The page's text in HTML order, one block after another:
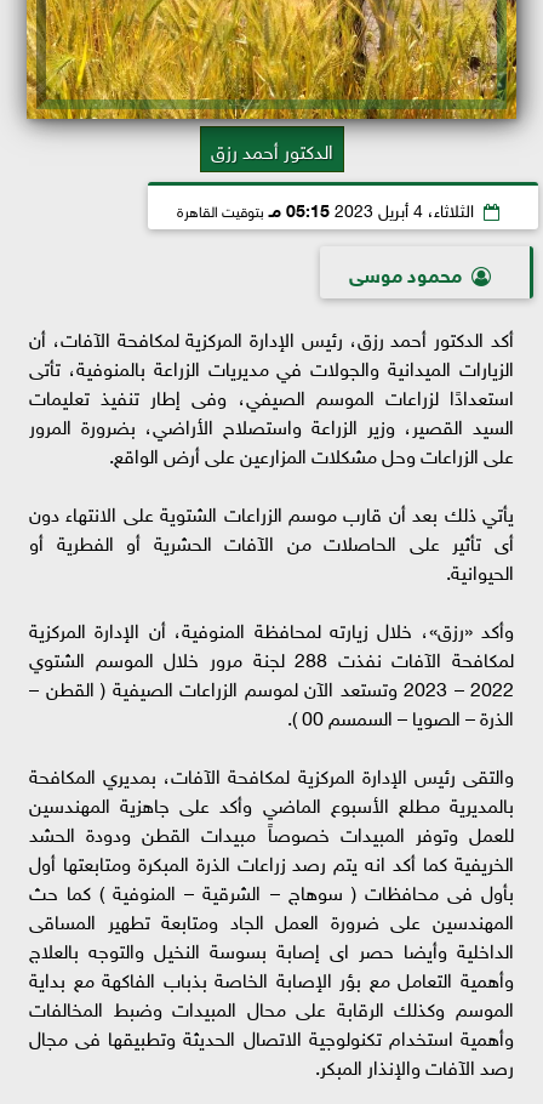
الدكتور أحمد رزق
الثلاثاء، 4 أبريل 2023 05:15 مـ بتوقيت القاهرة
محمود موسى
أكد الدكتور أحمد رزق، رئيس الإدارة المركزية لمكافحة الآفات، أن
الزيارات الميدانية والجولات في مديريات الزراعة بالمنوفية، تأتى
استعدادًا لزراعات الموسم الصيفي، وفى إطار تنفيذ تعليمات
السيد القصير، وزير الزراعة واستصلاح الأراضي، بضرورة المرور
على الزراعات وحل مشكلات المزارعين على أرض الواقع.
يأتي ذلك بعد أن قارب موسم الزراعات الشتوية على الانتهاء دون
أى تأثير على الحاصلات من الآفات الحشرية أو الفطرية أو
الحيوانية.
وأكد «رزق»، خلال زيارته لمحافظة المنوفية، أن الإدارة المركزية
لمكافحة الآفات نفذت 288 لجنة مرور خلال الموسم الشتوي
2022 – 2023 وتستعد الآن لموسم الزراعات الصيفية ( القطن –
الذرة – الصويا – السمسم 00 ).
والتقى رئيس الإدارة المركزية لمكافحة الآفات، بمديري المكافحة
بالمديرية مطلع الأسبوع الماضي وأكد على جاهزية المهندسين
للعمل وتوفر المبيدات خصوصاً مبيدات القطن ودودة الحشد
الخريفية كما أكد انه يتم رصد زراعات الذرة المبكرة ومتابعتها أول
بأول فى محافظات ( سوهاج – الشرقية – المنوفية ) كما حث
المهندسين على ضرورة العمل الجاد ومتابعة تطهير المساقى
الداخلية وأيضا حصر اى إصابة بسوسة النخيل والتوجه بالعلاج
وأهمية التعامل مع بؤر الإصابة الخاصة بذباب الفاكهة مع بداية
الموسم وكذلك الرقابة على محال المبيدات وضبط المخالفات
وأهمية استخدام تكنولوجية الاتصال الحديثة وتطبيقها فى مجال
رصد الآفات والإنذار المبكر.